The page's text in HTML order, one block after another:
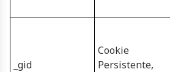
_gid
Cookie
Persistente,